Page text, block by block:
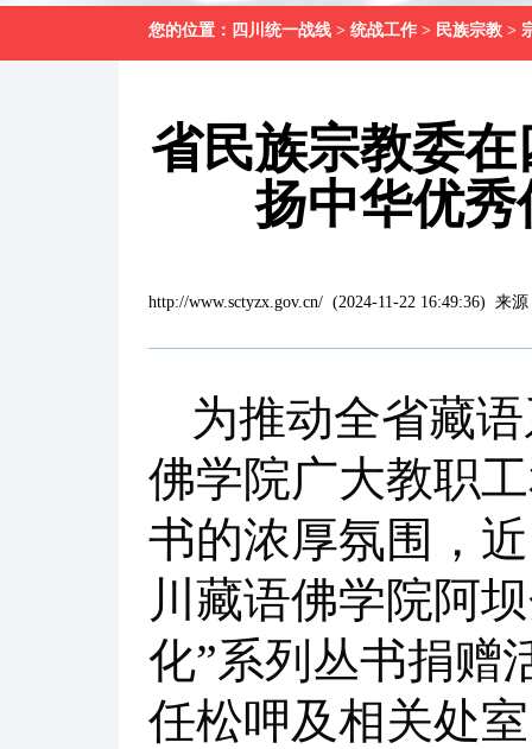
您的位置： 四川统一战线 > 统战工作 > 民族宗教 >
省民族宗教委
扬中华优
http://www.sctyzx.gov.cn/ (2024-11-22 16:49:36) 来源
为推动全省藏
佛学院广大教职
书的浓厚氛围，
川藏语佛学院阿
化”系列丛书捐赠
任松呷及相关处